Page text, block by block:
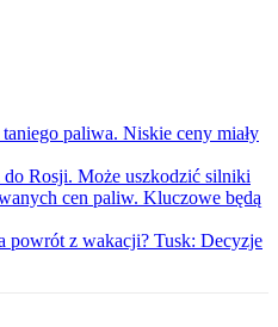
paliwa. Niskie ceny miały
do Rosji. Może uszkodzić silniki
cen paliw. Kluczowe będą
powrót z wakacji? Tusk: Decyzje